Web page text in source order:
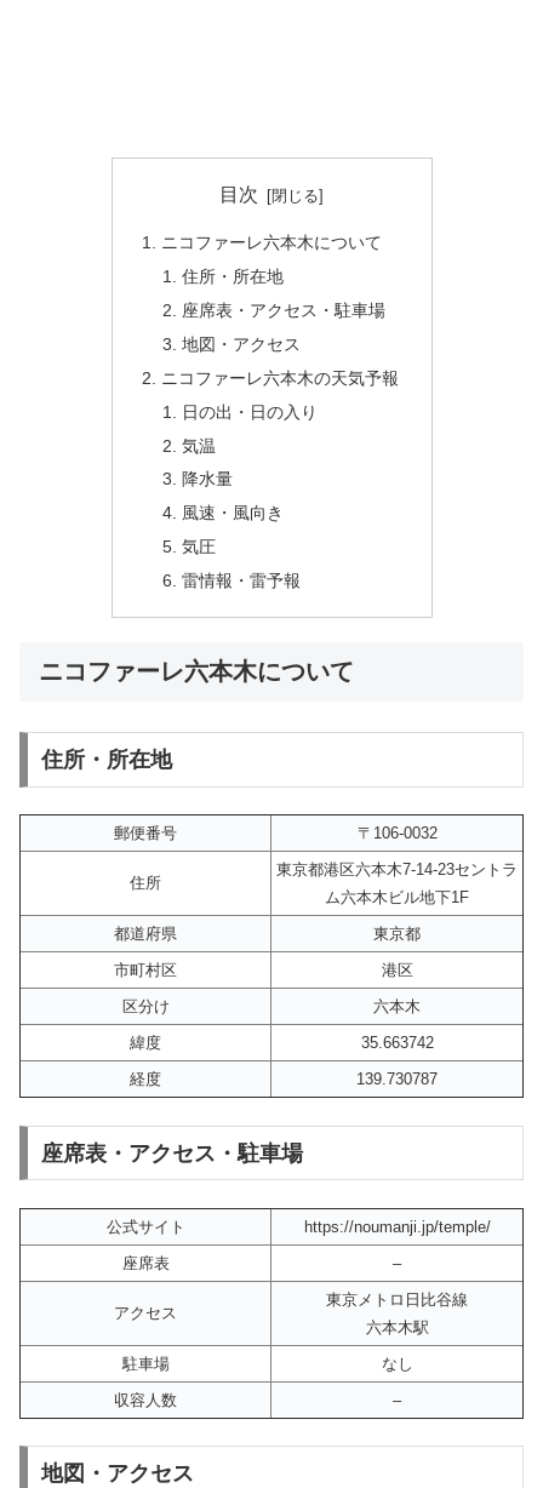
目次
ニコファーレ六本木について
住所・所在地
座席表・アクセス・駐車場
地図・アクセス
ニコファーレ六本木の天気予報
日の出・日の入り
気温
降水量
風速・風向き
気圧
雷情報・雷予報
ニコファーレ六本木について
住所・所在地
郵便番号 〒106-0032
住所
東京都港区六本木7-14-23セントラ
ム六本木ビル地下1F
都道府県
東京都
市町村区
港区
区分け
六本木
緯度
35.663742
経度
139.730787
座席表・アクセス・駐車場
公式サイト
https://noumanji.jp/temple/
座席表
–
アクセス
東京メトロ日比谷線
六本木駅
駐車場
なし
収容人数
–
地図・アクセス